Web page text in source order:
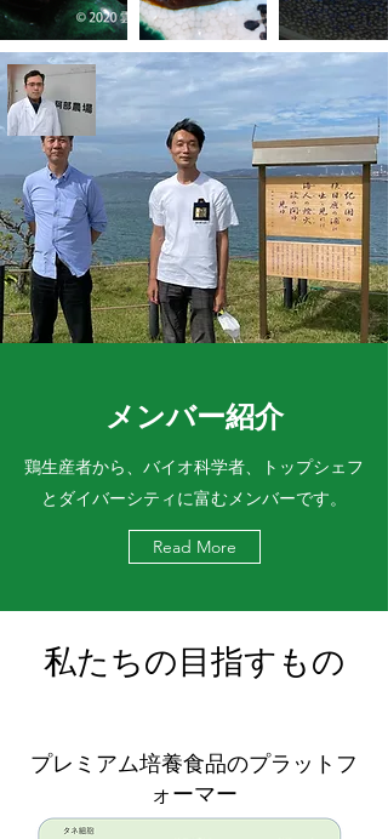
メンバー紹介
​鶏生産者から、バイオ科学者、トップシェフ
とダイバーシティに富むメンバーです。
Read More
私たちの目指すもの
​プレミアム培養食品のプラットフ
ォーマー